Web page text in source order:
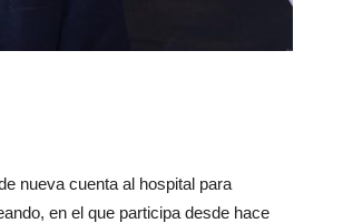
nueva cuenta al hospital para
en el que participa desde hace